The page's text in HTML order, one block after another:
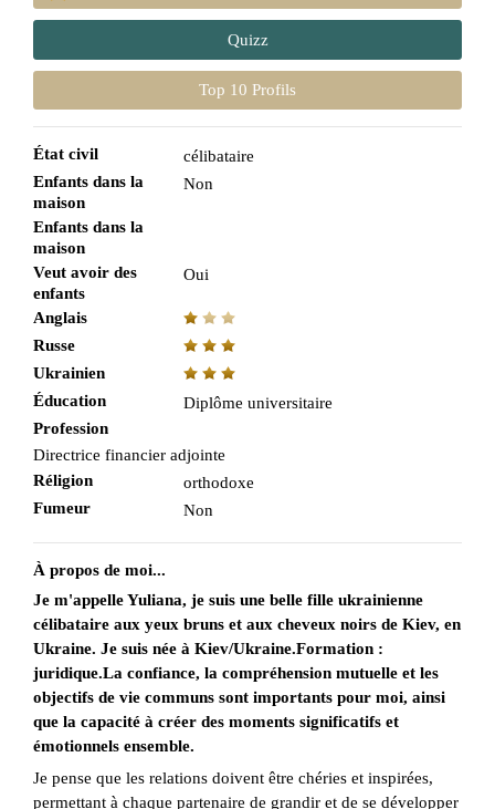
Quizz
Top 10 Profils
État civil
célibataire
Enfants dans la
maison
Non
Enfants dans la
maison
Veut avoir des
enfants
Oui
Anglais
Russe
Ukrainien
Éducation
Diplôme universitaire
Profession
Directrice financier adjointe
Réligion
orthodoxe
Fumeur
Non
À propos de moi...
Je m'appelle Yuliana, je suis une belle fille ukrainienne
célibataire aux yeux bruns et aux cheveux noirs de Kiev, en
Ukraine. Je suis née à Kiev/Ukraine.Formation :
juridique.La confiance, la compréhension mutuelle et les
objectifs de vie communs sont importants pour moi, ainsi
que la capacité à créer des moments significatifs et
émotionnels ensemble.
Je pense que les relations doivent être chéries et inspirées,
permettant à chaque partenaire de grandir et de se développer